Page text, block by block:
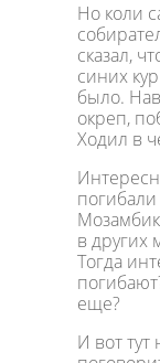
Но коли
сказал,
синих
было.
окреп,
Ходил в
в других
Тогда
еще?
И вот тут